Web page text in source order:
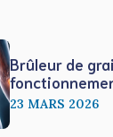
Brûleur de
23 MARS 2026